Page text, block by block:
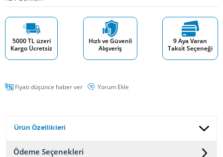
5000 TL üzeri
Kargo Ücretsiz
Hızlı ve Güvenli
Alışveriş
9 Aya Varan
Taksit Seçeneği
Fiyatı düşünce haber ver Yorum Ekle
Ürün Özellikleri
Ödeme Seçenekleri